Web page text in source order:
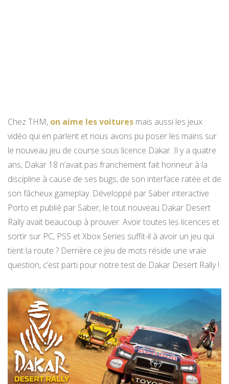
Chez THM, on aime les voitures mais aussi les jeux
vidéo qui en parlent et nous avons pu poser les mains sur
le nouveau jeu de course sous licence Dakar. Il y a quatre
ans, Dakar 18 n’avait pas franchement fait honneur à la
discipline à cause de ses bugs, de son interface ratée et de
son fâcheux gameplay. Développé par Saber interactive
Porto et publié par Saber, le tout nouveau Dakar Desert
Rally avait beaucoup à prouver. Avoir toutes les licences et
sortir sur PC, PS5 et Xbox Series suffit-il à avoir un jeu qui
tient la route ? Derrière ce jeu de mots réside une vraie
question, c’est parti pour notre test de Dakar Desert Rally !